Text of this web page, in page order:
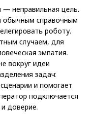
неправильная цель.
справочным
роботу.
случаем, для
эмпатия.
вокруг идеи
задач:
и помогает
подключается
доверие.